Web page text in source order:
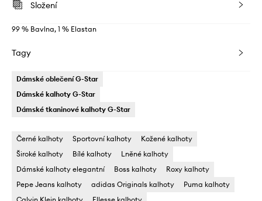
Složení
99 % Bavlna, 1 % Elastan
Tagy
Dámské oblečení G-Star
Dámské kalhoty G-Star
Dámské tkaninové kalhoty G-Star
Černé kalhoty Sportovní kalhoty
Kožené kalhoty
Široké kalhoty
Bílé kalhoty
Lněné kalhoty
Dámské kalhoty elegantní
Boss kalhoty
Roxy kalhoty
Pepe Jeans kalhoty
adidas Originals kalhoty
Puma kalhoty